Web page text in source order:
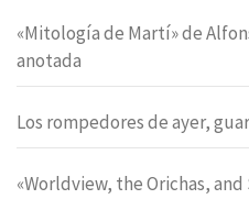
«Mitología de Martí» de
anotada
Los rompedores de ayer,
«Worldview, the Orichas,